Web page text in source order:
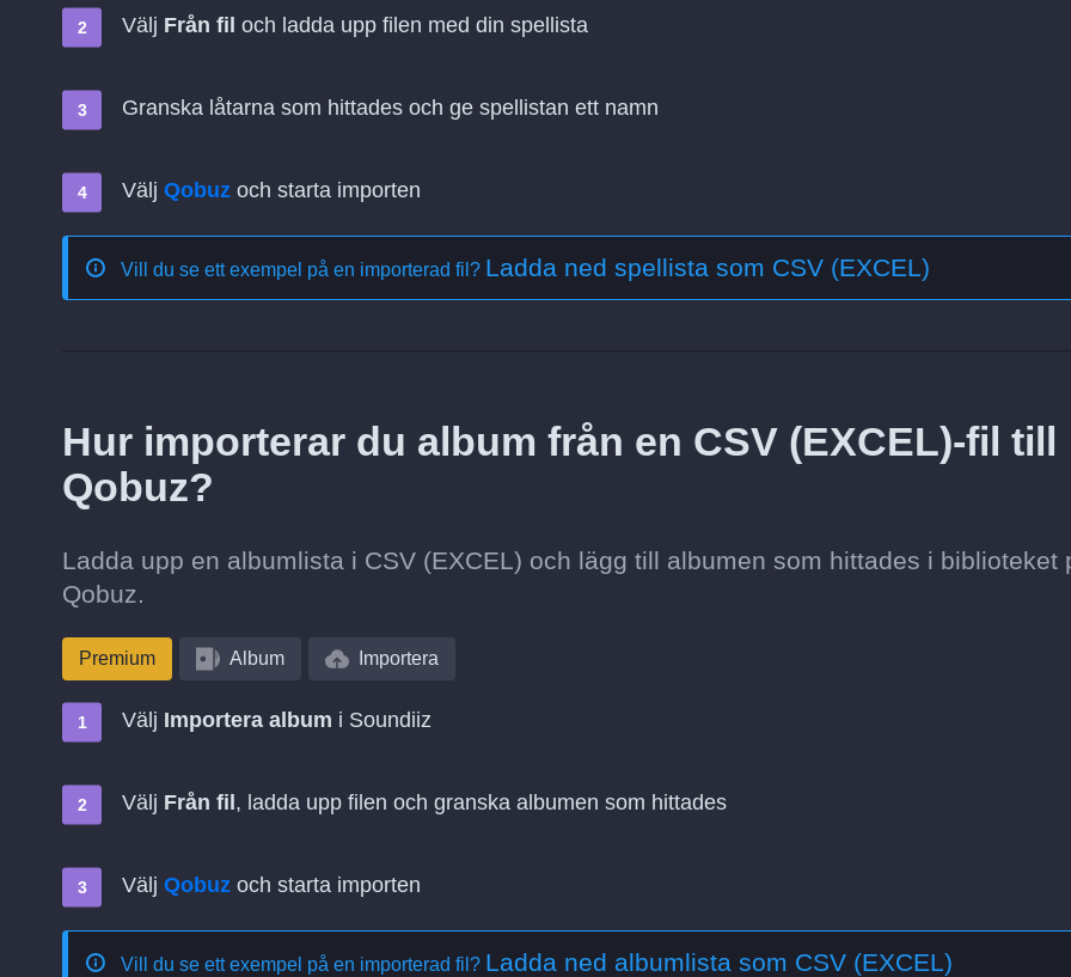
Välj Från fil och ladda upp filen med din spellista
Granska låtarna som hittades och ge spellistan ett namn
Välj Qobuz och starta importen
Vill du se ett exempel på en importerad fil? Ladda ned spellista som CSV (EXCEL)
Hur importerar du album från en CSV (EXCEL)-fil till
Qobuz?
Ladda upp en albumlista i CSV (EXCEL) och lägg till albumen som hittades i biblioteket
Qobuz.
Premium Album Importera
Välj Importera album i Soundiiz
Välj Från fil , ladda upp filen och granska albumen som hittades
Välj Qobuz och starta importen
Vill du se ett exempel på en importerad fil? Ladda ned albumlista som CSV (EXCEL)